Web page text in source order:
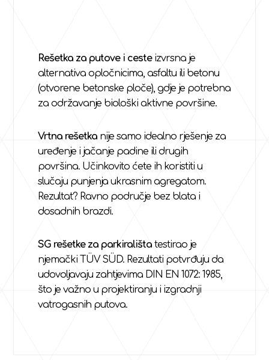
Rešetka za putove i cesteizvrsna je
alternativa opločnicima, asfaltu ili betonu
(otvorene betonske ploče), gdje je potrebna
za održavanje biološki aktivne površine.
Vrtna rešetka nije samo idealno rješenje za
uređenje i jačanje padine ili drugih
površina. Učinkovito ćete ih koristiti u
slučaju punjenja ukrasnim agregatom.
Rezultat? Ravno područje bez blata i
dosadnih brazdi.
SG rešetke za parkirališta testirao je
njemački TÜV SÜD. Rezultati potvrđuju da
udovoljavaju zahtjevima DIN EN 1072: 1985,
što je važno u projektiranju i izgradnji
vatrogasnih putova.